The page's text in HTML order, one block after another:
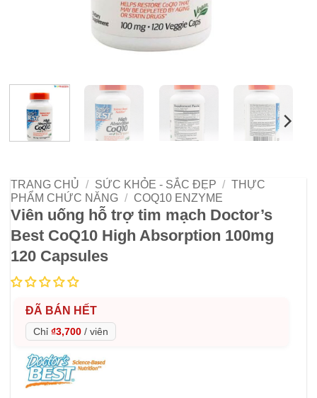
TRANG CHỦ / SỨC KHỎE - SẮC ĐẸP / THỰC
PHẨM CHỨC NĂNG / COQ10 ENZYME
Viên uống hỗ trợ tim mạch Doctor’s
Best CoQ10 High Absorption 100mg
120 Capsules
ĐÃ BÁN HẾT
Chỉ ₫3,700 / viên